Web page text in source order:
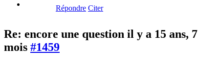
Répondre Citer
Re: encore une question il y a 15 ans, 7
mois #1459